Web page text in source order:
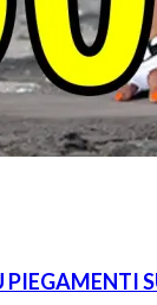
PIEGAMENTI